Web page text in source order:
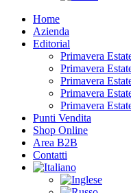
Home
Azienda
Editorial
Primavera
Primavera
Primavera
Primavera
Primavera
Punti Vendita
Shop Online
Area B2B
Contatti